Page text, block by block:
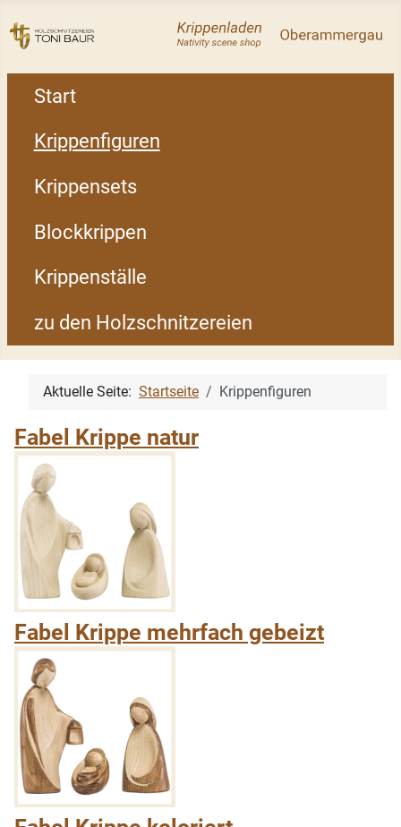
Start
Krippenfiguren
Krippensets
Blockkrippen
Krippenställe
zu den Holzschnitzereien
Aktuelle Seite: Startseite Krippenfiguren
Fabel Krippe natur
Fabel Krippe mehrfach gebeizt